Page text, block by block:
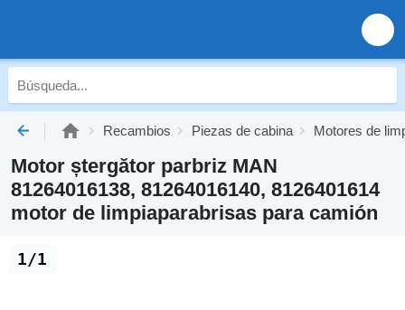
Recambios Piezas de cabina Motores de
Motor ștergător parbriz MAN
81264016138, 81264016140, 8126401614
motor de limpiaparabrisas para camión
1/1